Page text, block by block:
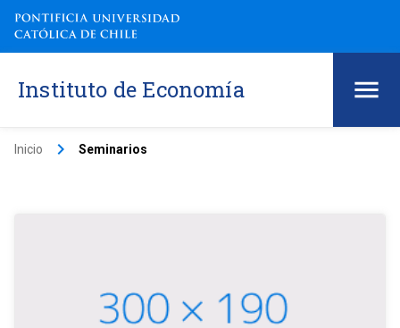
Instituto de Economía
Inicio keyboard_arrow_right Seminarios